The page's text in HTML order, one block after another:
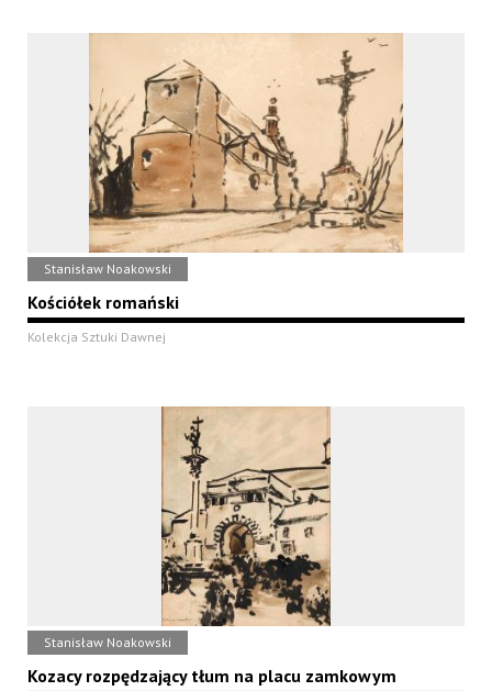
Stanisław Noakowski
Kościółek romański
Kolekcja Sztuki Dawnej
Stanisław Noakowski
Kozacy rozpędzający tłum na placu zamkowym